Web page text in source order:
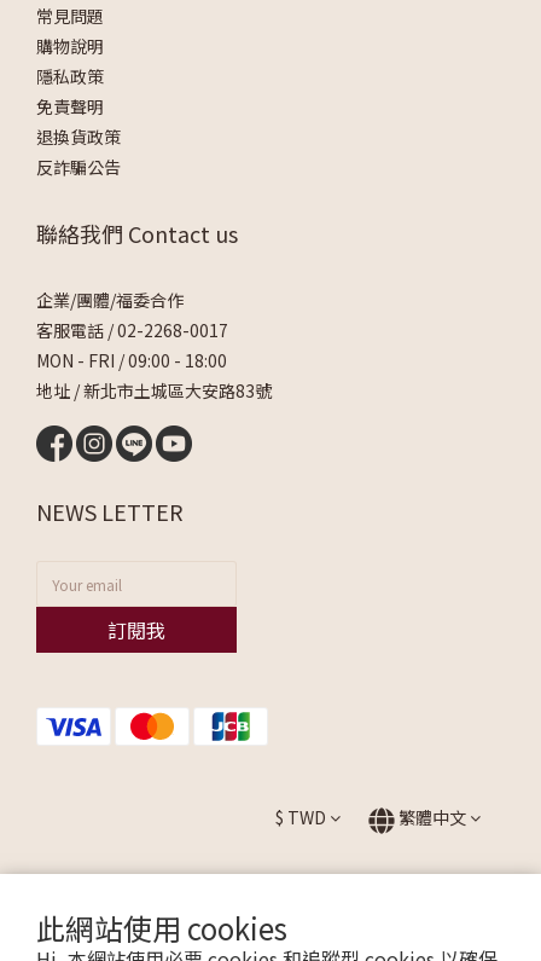
此網站使用 cookies
常見問題
購物說明
隱私政策
免責聲明
退換貨政策
反詐騙公告
聯絡我們 Contact us
企業/團體/福委合作
客服電話 /02-2268-0017
MON - FRI / 09:00 - 18:00
地址 / 新北市土城區大安路83號
NEWS LETTER
訂閱我
$ TWD 繁體中文
提醒您，我們不會以電話或簡訊方式通知變更付款方式。